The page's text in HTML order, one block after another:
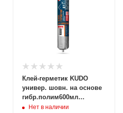
Клей-герметик KUDO
универ. шовн. на основе
гибр.полим600мл
(черный) KBP-522 файл-
Нет в наличии